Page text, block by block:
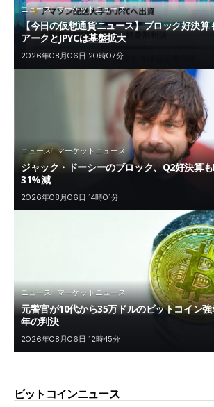
ニュース マーケットニュース
【今日の仮想通貨ニュース】ブロック好決算
アークとJPYCは基盤拡大
2026年08月06日 20時07分
ニュース マーケットニュース
ジャック・ドーシーのブロック、Q2好決算
31%減
2026年08月06日 14時01分
ニュース マーケットニュース
元警官が10代から35万ドルのビットコイン
年の判決
2026年08月06日 12時45分
ビットコインニュース